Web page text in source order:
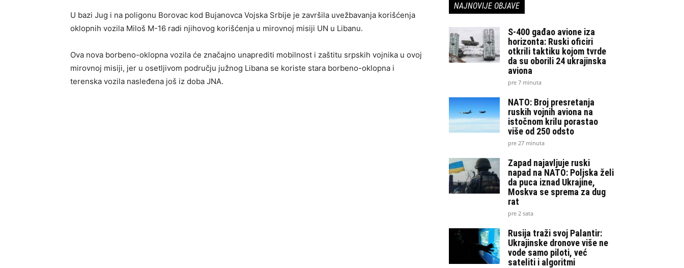
U bazi Jug i na poligonu Borovac kod Bujanovca Vojska Srbije je završila uvežbavanja korišćenja
oklopnih vozila Miloš M-16 radi njihovog korišćenja u mirovnoj misiji UN u Libanu.
Ova nova borbeno-oklopna vozila će značajno unaprediti mobilnost i zaštitu srpskih vojnika u ovoj
mirovnoj misiji, jer u osetljivom području južnog Libana se koriste stara borbeno-oklopna i
terenska vozila nasleđena još iz doba JNA.
NAJNOVIJE OBJAVE
S-400 gađao avione iza
horizonta: Ruski oficiri
otkrili taktiku kojom tvrde
da su oborili 24 ukrajinska
aviona
pre 7 minuta
NATO: Broj presretanja
ruskih vojnih aviona na
istočnom krilu porastao
više od 250 odsto
pre 27 minuta
Zapad najavljuje ruski
napad na NATO: Poljska želi
da puca iznad Ukrajine,
Moskva se sprema za dug
rat
pre 2 sata
Rusija traži svoj Palantir:
Ukrajinske dronove više ne
vode samo piloti, već
sateliti i algoritmi